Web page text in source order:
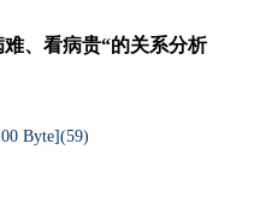
、看病贵“的关系分析
Byte](59)